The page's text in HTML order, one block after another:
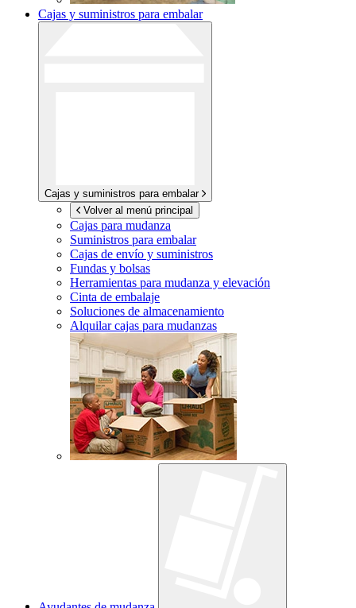
Cajas y suministros para embalar
Cajas y suministros para embalar
Volver al menú principal
Cajas para mudanza
Suministros para embalar
Cajas de envío y suministros
Fundas y bolsas
Herramientas para mudanza y elevación
Cinta de embalaje
Soluciones de almacenamiento
Alquilar cajas para mudanzas